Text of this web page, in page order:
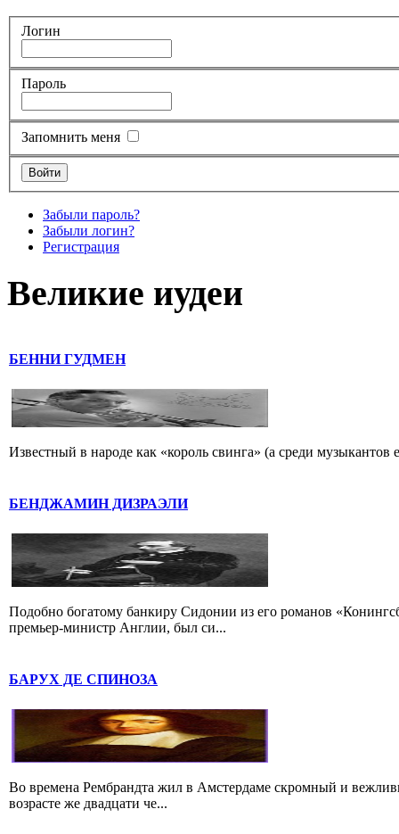
Логин
Пароль
Запомнить меня
Забыли пароль?
Забыли логин?
Регистрация
Великие иудеи
БЕННИ ГУДМЕН
Известный в народе как «король свинга» (а среди
БЕНДЖАМИН ДИЗРАЭЛИ
Подобно богатому банкиру Сидонии из его романов
премьер-министр Англии, был си...
БАРУХ ДЕ СПИНОЗА
Во времена Рембрандта жил в Амстердаме скромный и
возрасте же двадцати че...